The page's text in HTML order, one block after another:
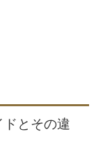
ドとその違